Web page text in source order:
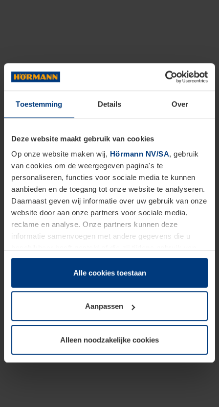
Toestemming Details Over
Deze website maakt gebruik van cookies
Op onze website maken wij, Hörmann NV/SA, gebruik
van cookies om de weergegeven pagina's te
personaliseren, functies voor sociale media te kunnen
aanbieden en de toegang tot onze website te analyseren.
Daarnaast geven wij informatie over uw gebruik van onze
website door aan onze partners voor sociale media,
reclame en analyse. Onze partners kunnen deze
informatie samenvoegen met andere gegevens die u
hun diensten hebben verzameld.
Juridisch hebben wij het recht om cookies op uw
van deze pagina's absoluut vereist is. Voor alle andere
soorten cookies is uw toestemming benodigd. Uw
toestemming kunt u op elk moment bij de uitleg van de
wijzigen of herroepen.
Alle cookies toestaan
Aanpassen
Alleen noodzakelijke cookies